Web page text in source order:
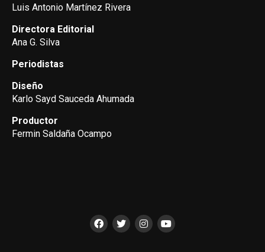
Luis Antonio Martínez Rivera
Directora Editorial
Ana G. Silva
Periodistas
Diseño
Karlo Sayd Sauceda Ahumada
Productor
Fermin Saldaña Ocampo